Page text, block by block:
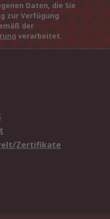
Daten, die Sie
zur Verfügung
der
verarbeitet.
Zertifikate